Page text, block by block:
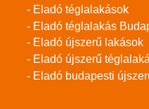
- Eladó téglalakások
- Eladó téglalakás
- Eladó újszerű lakások
- Eladó újszerű
- Eladó budapesti